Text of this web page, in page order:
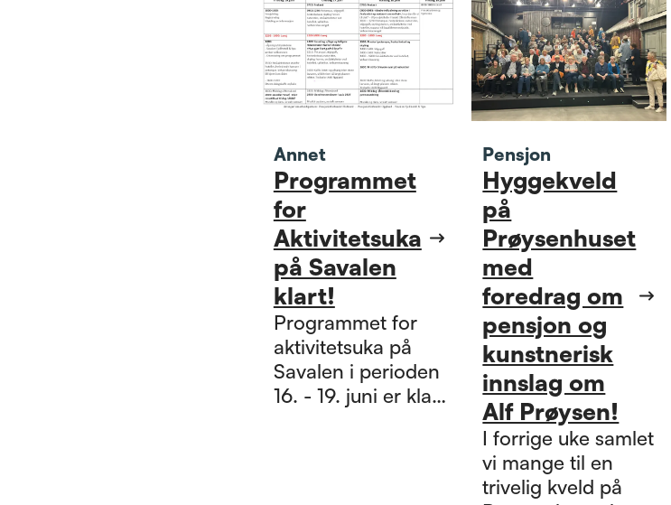
Annet
Programmet
for
Aktivitetsuka
på Savalen
klart!
Programmet for
aktivitetsuka på
Savalen i perioden
16. - 19. juni er klart
Pensjon
Hyggekveld
på
Prøysenhuset
med
foredrag om
pensjon og
kunstnerisk
innslag om
Alf Prøysen!
I forrige uke samlet
vi mange til en
trivelig kveld på